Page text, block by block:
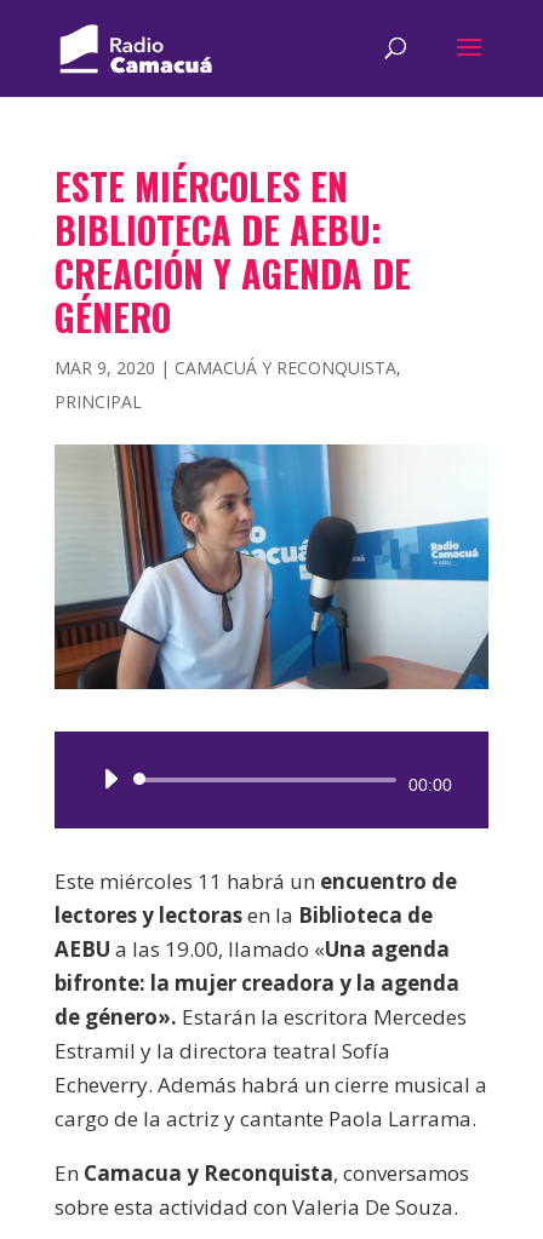
ESTE MIÉRCOLES EN
BIBLIOTECA DE AEBU:
CREACIÓN Y AGENDA DE
GÉNERO
MAR 9, 2020 | CAMACUÁ Y RECONQUISTA,
PRINCIPAL
Reproductor
00:00
Este miércoles 11 habrá un encuentro de
lectores y lectorasen la Biblioteca de
AEBU a las 19.00, llamado «Una agenda
bifronte: la mujer creadora y la agenda
de género». Estarán la escritora Mercedes
Estramil y la directora teatral Sofía
Echeverry. Además habrá un cierre musical a
cargo de la actriz y cantante Paola Larrama.
En Camacua y Reconquista, conversamos
sobre esta actividad con Valeria De Souza.